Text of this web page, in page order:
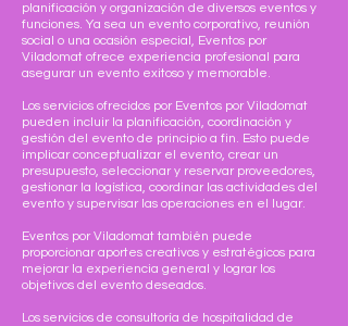
planificación y organización de diversos eventos y
funciones. Ya sea un evento corporativo, reunión
social o una ocasión especial, Eventos por
Viladomat ofrece experiencia profesional para
asegurar un evento exitoso y memorable.
Los servicios ofrecidos por Eventos por Viladomat
pueden incluir la planificación, coordinación y
gestión del evento de principio a fin. Esto puede
implicar conceptualizar el evento, crear un
presupuesto, seleccionar y reservar proveedores,
gestionar la logística, coordinar las actividades del
evento y supervisar las operaciones en el lugar.
Eventos por Viladomat también puede
proporcionar aportes creativos y estratégicos para
mejorar la experiencia general y lograr los
objetivos del evento deseados.
Los servicios de consultoría de hospitalidad de